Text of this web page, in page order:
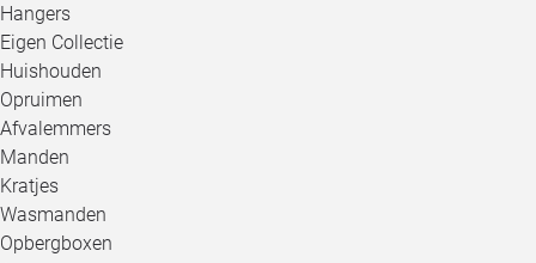
Hangers
Eigen Collectie
Huishouden
Opruimen
Afvalemmers
Manden
Kratjes
Wasmanden
Opbergboxen